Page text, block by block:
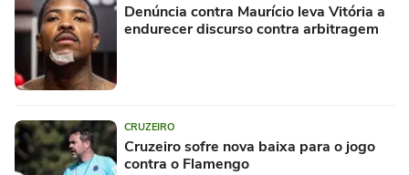
Denúncia contra Maurício leva Vitória a
endurecer discurso contra arbitragem
CRUZEIRO
Cruzeiro sofre nova baixa para o jogo
contra o Flamengo